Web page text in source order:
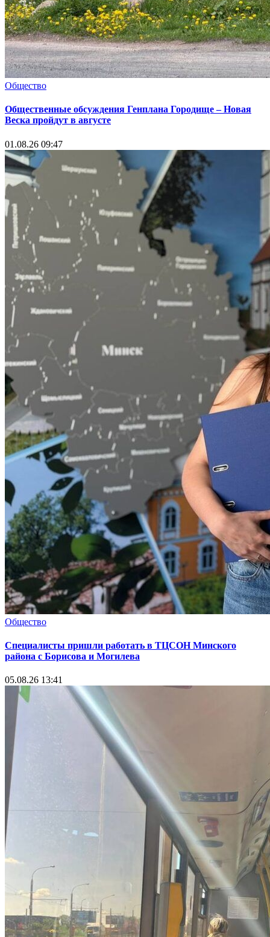
Общество
Общественные обсуждения Генплана Городище – Новая
Веска пройдут в августе
01.08.26 09:47
Общество
Специалисты пришли работать в ТЦСОН Минского
района с Борисова и Могилева
05.08.26 13:41